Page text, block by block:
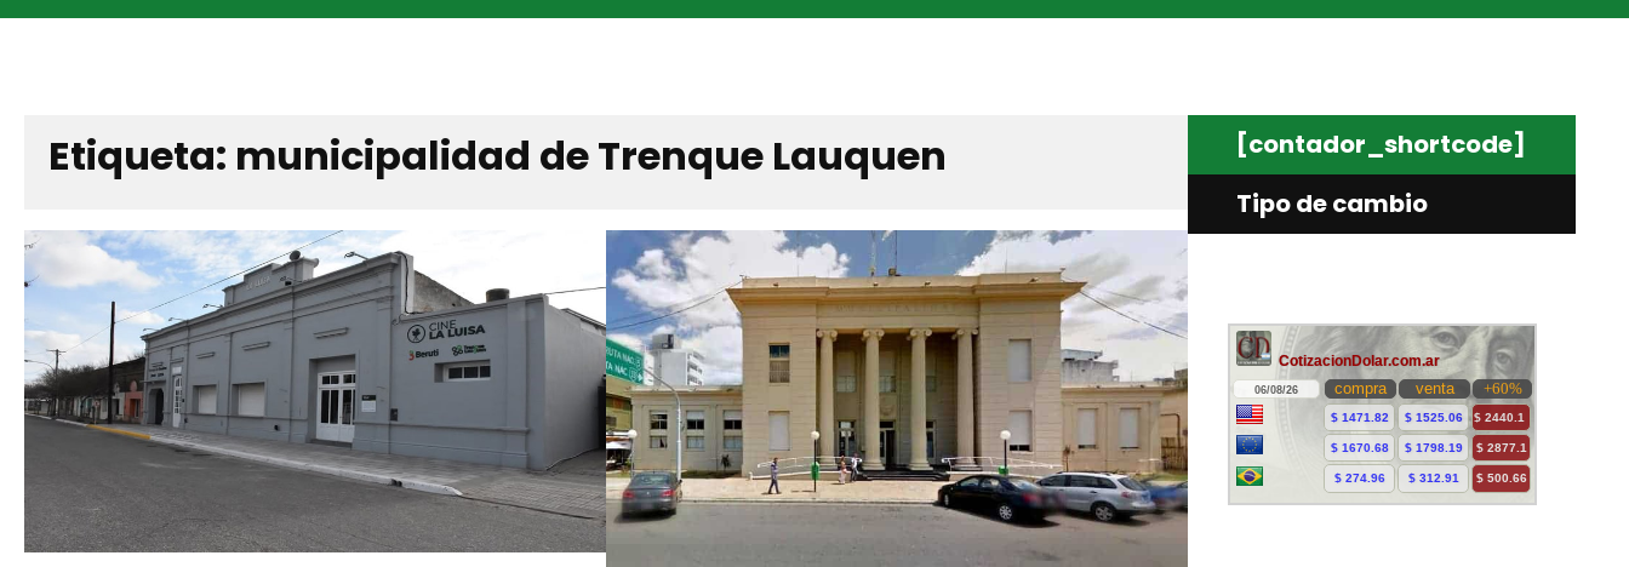
Etiqueta: municipalidad de Trenque Lauquen
[contador_shortcode]
Tipo de cambio